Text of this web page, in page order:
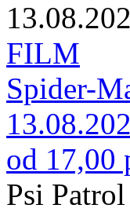
FILM
Spider-
od 17,00
Psi